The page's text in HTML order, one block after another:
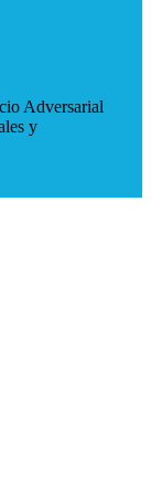
Adversarial
y